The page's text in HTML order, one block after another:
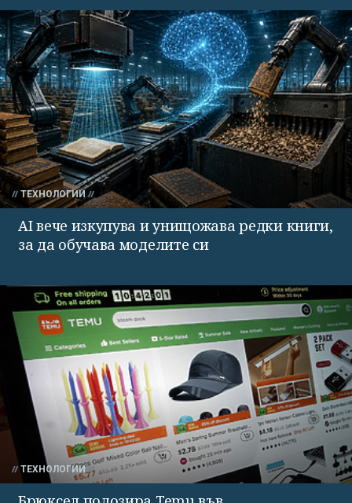
ТЕХНОЛОГИИ
AI вече изкупува и унищожава редки книги,
за да обучава моделите си
ТЕХНОЛОГИИ